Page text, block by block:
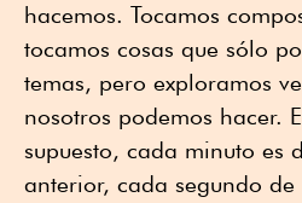
hacemos. Tocamos
tocamos cosas que sólo
temas, pero exploramos
nosotros podemos hacer.
supuesto, cada minuto es
anterior, cada segundo